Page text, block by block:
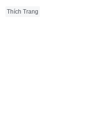
Thích Trang